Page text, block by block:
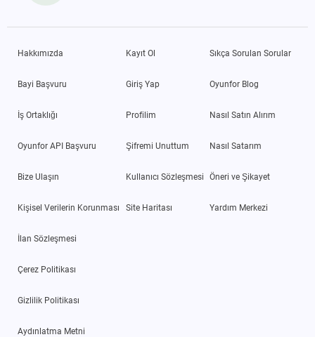
Hakkımızda
Bayi Başvuru
İş Ortaklığı
Oyunfor API Başvuru
Bize Ulaşın
Kişisel Verilerin Korunması
İlan Sözleşmesi
Çerez Politikası
Gizlilik Politikası
Aydınlatma Metni
Kayıt Ol
Giriş Yap
Profilim
Şifremi Unuttum
Kullanıcı Sözleşmesi
Site Haritası
Sıkça Sorulan Sorular
Oyunfor Blog
Nasıl Satın Alırım
Nasıl Satarım
Öneri ve Şikayet
Yardım Merkezi